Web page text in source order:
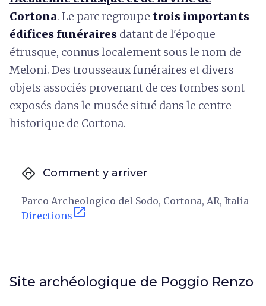
Cortona. Le parc regroupe trois importants
édifices funéraires datant de l'époque
étrusque, connus localement sous le nom de
Meloni. Des trousseaux funéraires et divers
objets associés provenant de ces tombes sont
exposés dans le musée situé dans le centre
historique de Cortona.
directions Comment y arriver
Parco Archeologico del Sodo, Cortona, AR, Italia
Directions open_in_new
Site archéologique de Poggio Renzo